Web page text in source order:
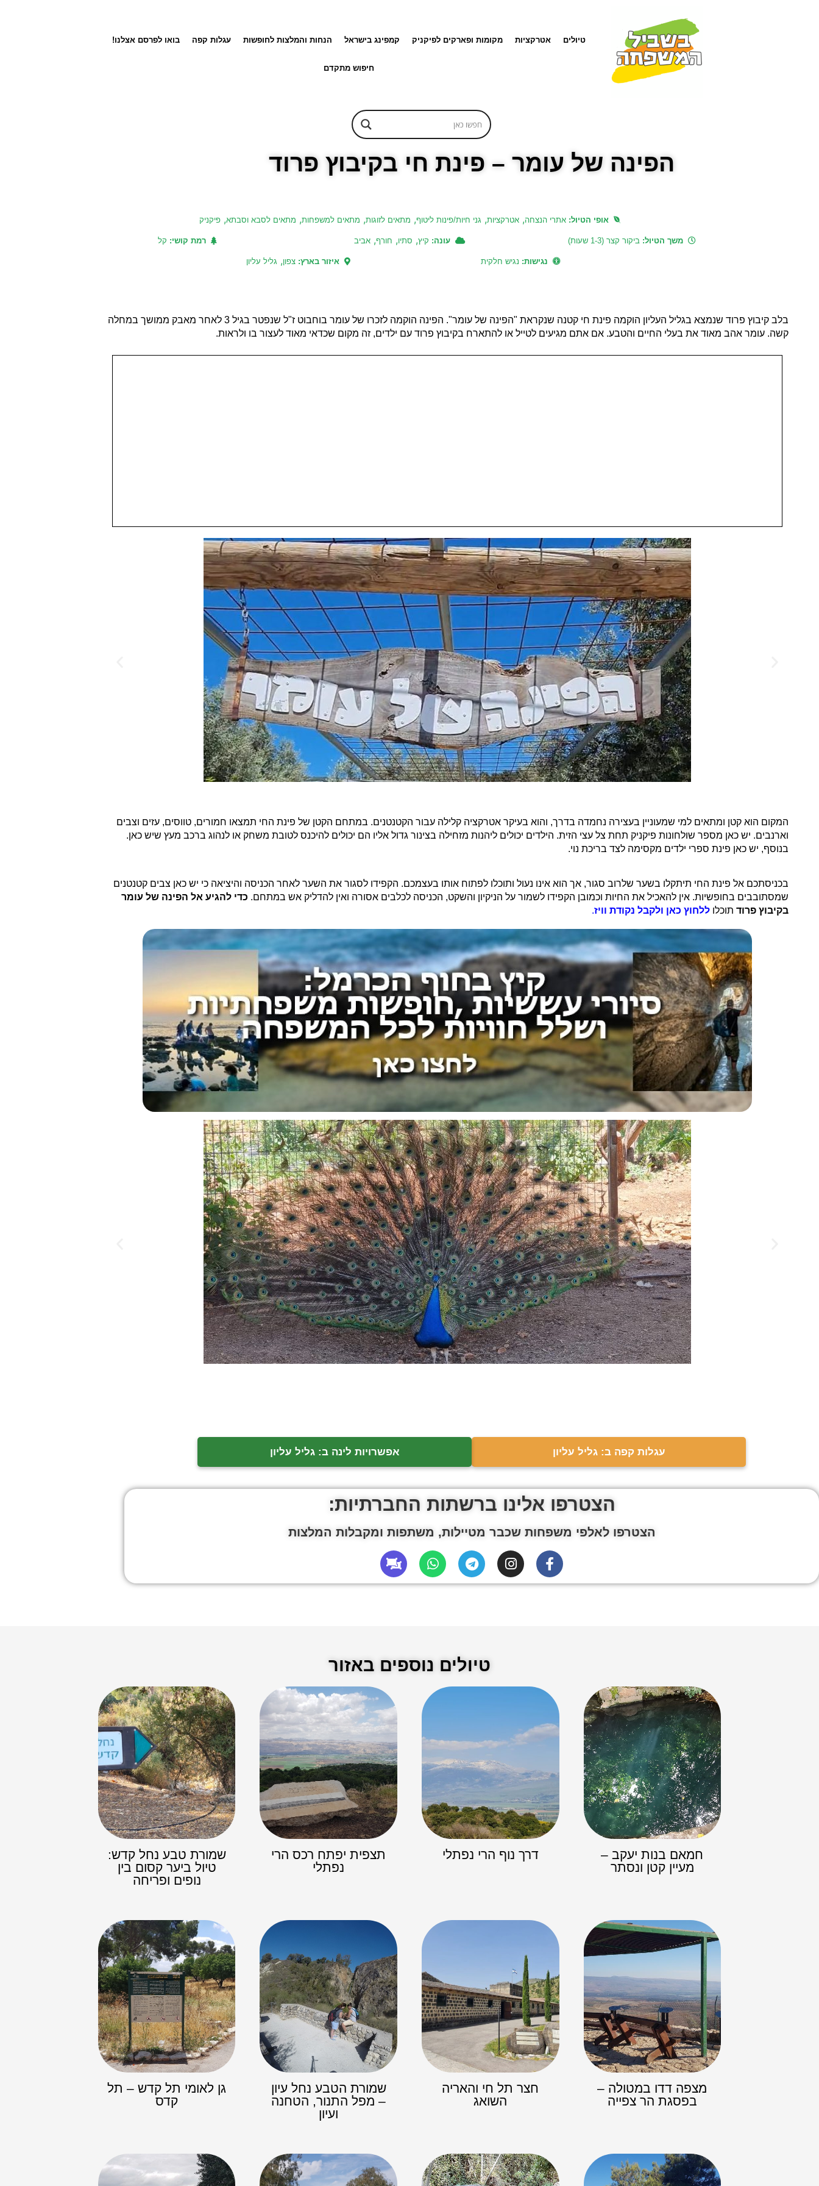
טיולים אטרקציות מקומות ופארקים לפיקניק קמפינג בישראל הנחות והמלצות לחופשות עגלות קפה בואו לפרסם אצלנו!
חיפוש מתקדם
הפינה של עומר – פינת חי בקיבוץ פרוד
אופי הטיול:אתרי הנצחה, אטרקציות, גני חיות/פינות ליטוף, מתאים לזוגות, מתאים למשפחות, מתאים לסבא וסבתא, פיקניק
משך הטיול:ביקור קצר (1-3 שעות) עונה: קיץ, סתיו, חורף, אביב רמת קושי: קל
נגישות: נגיש חלקית איזור בארץ: צפון, גליל עליון
בלב קיבוץ פרוד שנמצא בגליל העליון הוקמה פינת חי קטנה שנקראת "הפינה של עומר". הפינה הוקמה לזכרו של עומר בוחבוט ז"ל שנפטר בגיל 3 לאחר מאבק ממושך במחלה
קשה. עומר אהב מאוד את בעלי החיים והטבע. אם אתם מגיעים לטייל או להתארח בקיבוץ פרוד עם ילדים, זה מקום שכדאי מאוד לעצור בו ולראות.
המקום הוא קטן ומתאים למי שמעוניין בעצירה נחמדה בדרך, והוא בעיקר אטרקציה קלילה עבור הקטנטנים. במתחם הקטן של פינת החי תמצאו חמורים, טווסים, עזים וצבים
וארנבים. יש כאן מספר שולחונות פיקניק תחת צל עצי הזית. הילדים יכולים ליהנות מזחילה בצינור גדול אליו הם יכולים להיכנס לטובת משחק או לנהוג ברכב מעץ שיש כאן.
בנוסף, יש כאן פינת ספרי ילדים מקסימה לצד בריכת נוי.
בכניסתכם אל פינת החי תיתקלו בשער שלרוב סגור, אך הוא אינו נעול ותוכלו לפתוח אותו בעצמכם. הקפידו לסגור את השער לאחר הכניסה והיציאה כי יש כאן צבים קטנטנים
שמסתובבים בחופשיות. אין להאכיל את החיות וכמובן הקפידו לשמור על הניקיון והשקט, הכניסה לכלבים אסורה ואין להדליק אש במתחם. כדי להגיע אל הפינה של עומר
בקיבוץ פרוד תוכלו ללחוץ כאן ולקבל נקודת וויז.
עגלות קפה ב: גליל עליון אפשרויות לינה ב: גליל עליון
הצטרפו אלינו ברשתות החברתיות:
הצטרפו לאלפי משפחות שכבר מטיילות, משתפות ומקבלות המלצות
טיולים נוספים באזור
חמאם בנות יעקב –
מעיין קטן ונסתר​
דרך נוף הרי נפתלי
תצפית יפתח רכס הרי
נפתלי
שמורת טבע נחל קדש:
טיול ביער קסום בין
נופים ופריחה
מצפה דדו במטולה –
בפסגת הר צפייה
חצר תל חי והאריה
השואג
שמורת הטבע נחל עיון
– מפל התנור, הטחנה
ועיון
גן לאומי תל קדש – תל
קדס